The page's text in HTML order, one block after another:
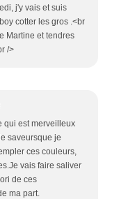
j'y vais et suis
cotter les gros .<br
Martine et tendres
/>
qui est merveilleux
saveursque je
ces couleurs,
vais faire saliver
de ces
ma part.